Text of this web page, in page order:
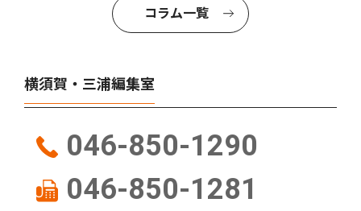
コラム一覧
横須賀・三浦編集室
046-850-1290
046-850-1281